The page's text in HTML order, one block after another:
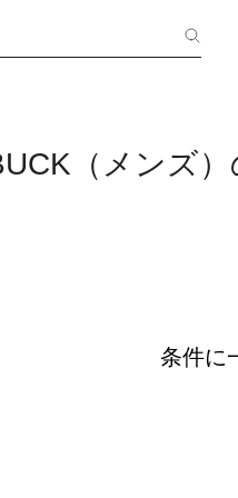
（メンズ
条件に